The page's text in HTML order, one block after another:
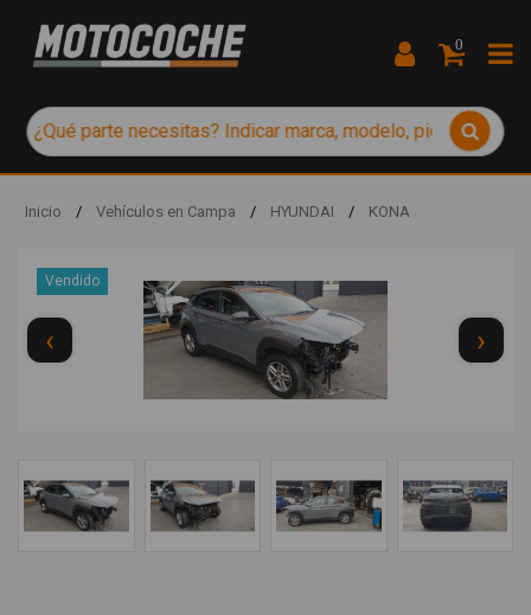
0
Inicio / Vehículos en Campa / HYUNDAI / KONA
Vendido
‹ ›